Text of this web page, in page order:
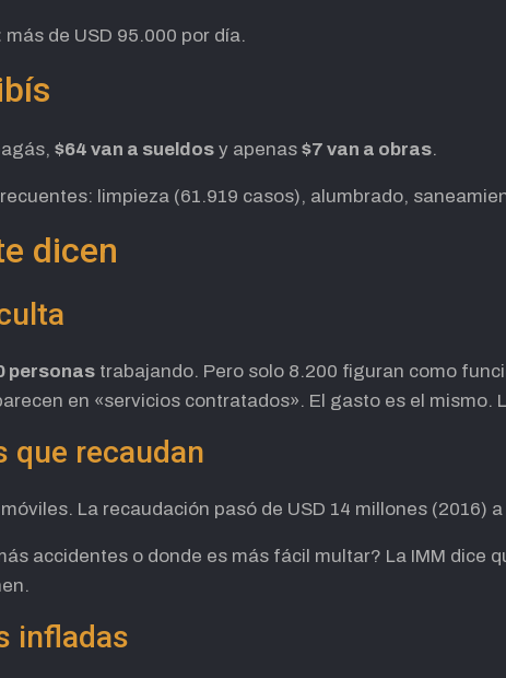
más de USD 95.000 por día.
$64 van a sueldos y apenas$7 van a obras.
limpieza (61.919 casos), alumbrado,
dicen
personas trabajando. Pero solo 8.200 figuran como
en «servicios contratados». El gasto es el mismo.
que recaudan
La recaudación pasó de USD 14 millones (2016)
accidentes o donde es más fácil multar? La IMM dice
infladas